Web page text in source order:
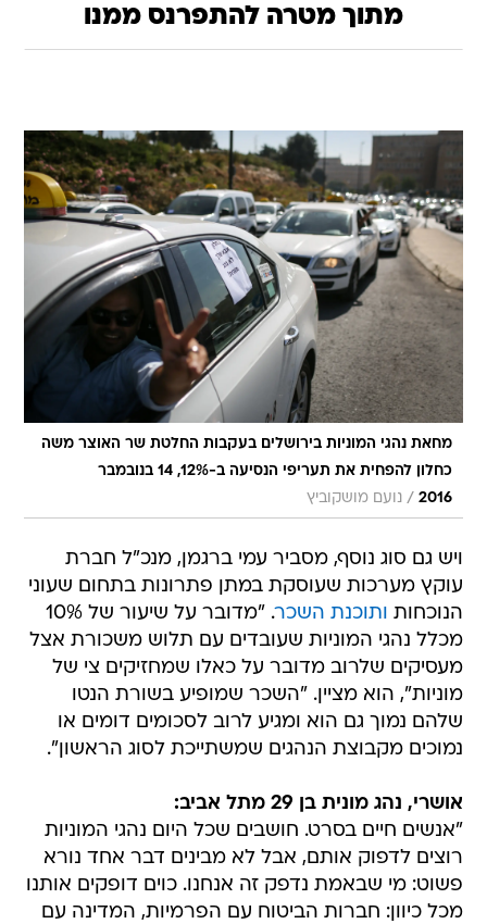
מתוך מטרה להתפרנס ממנו
מחאת נהגי המוניות בירושלים בעקבות החלטת שר האוצר משה
כחלון להפחית את תעריפי הנסיעה ב-12%, 14 בנובמבר
2016
/ נועם מושקוביץ
ויש גם סוג נוסף, מסביר עמי ברגמן, מנכ"ל חברת
עוקץ מערכות שעוסקת במתן פתרונות בתחום שעוני
הנוכחות ותוכנת השכר
. "מדובר על שיעור של 10%
מכלל נהגי המוניות שעובדים עם תלוש משכורת אצל
מעסיקים שלרוב מדובר על כאלו שמחזיקים צי של
מוניות", הוא מציין. "השכר שמופיע בשורת הנטו
שלהם נמוך גם הוא ומגיע לרוב לסכומים דומים או
נמוכים מקבוצת הנהגים שמשתייכת לסוג הראשון".
אושרי, נהג מונית בן 29 מתל אביב:
"אנשים חיים בסרט. חושבים שכל היום נהגי המוניות
רוצים לדפוק אותם, אבל לא מבינים דבר אחד נורא
פשוט: מי שבאמת נדפק זה אנחנו. כוים דופקים אותנו
מכל כיוון: חברות הביטוח עם הפרמיות, המדינה עם